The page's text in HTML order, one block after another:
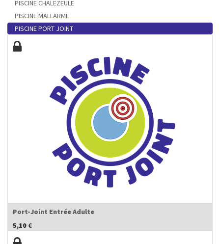
PISCINE CHALEZEULE
PISCINE MALLARME
PISCINE PORT JOINT
Port-Joint Entrée Adulte
5,10 €